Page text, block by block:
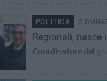
POLITICA
Regionali, nasce
Coordinatore del